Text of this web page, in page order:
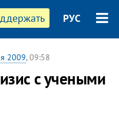
РУС
2009, 09:58
с учеными